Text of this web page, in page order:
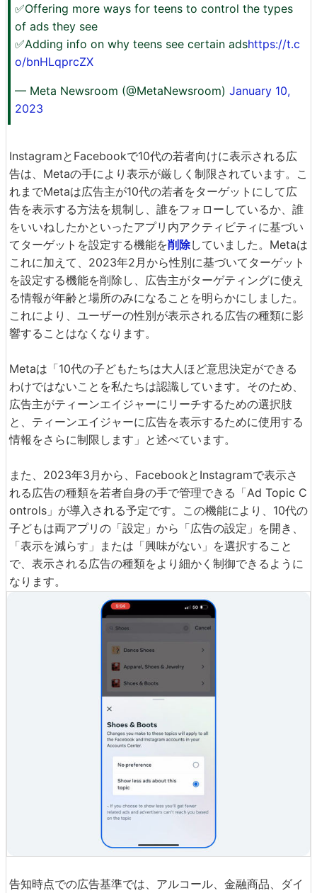
✅Offering more ways for teens to control the types
of ads they see
✅Adding info on why teens see certain adshttps://t.c
o/bnHLqprcZX
— Meta Newsroom (@MetaNewsroom) January 10,
2023
InstagramとFacebookで10代の若者向けに表示される広
告は、Metaの手により表示が厳しく制限されています。こ
れまでMetaは広告主が10代の若者をターゲットにして広
告を表示する方法を規制し、誰をフォローしているか、誰
をいいねしたかといったアプリ内アクティビティに基づい
てターゲットを設定する機能を削除していました。Metaは
これに加えて、2023年2月から性別に基づいてターゲット
を設定する機能を削除し、広告主がターゲティングに使え
る情報が年齢と場所のみになることを明らかにしました。
これにより、ユーザーの性別が表示される広告の種類に影
響することはなくなります。
Metaは「10代の子どもたちは大人ほど意思決定ができる
わけではないことを私たちは認識しています。そのため、
広告主がティーンエイジャーにリーチするための選択肢
と、ティーンエイジャーに広告を表示するために使用する
情報をさらに制限します」と述べています。
また、2023年3月から、FacebookとInstagramで表示さ
れる広告の種類を若者自身の手で管理できる「Ad Topic C
ontrols」が導入される予定です。この機能により、10代の
子どもは両アプリの「設定」から「広告の設定」を開き、
「表示を減らす」または「興味がない」を選択すること
で、表示される広告の種類をより細かく制御できるように
なります。
告知時点での広告基準では、アルコール、金融商品、ダイ